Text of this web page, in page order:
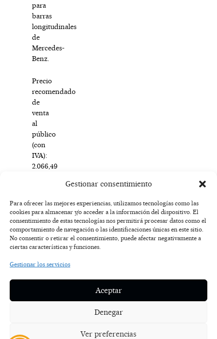
Gestionar consentimiento
Para ofrecer las mejores experiencias, utilizamos tecnologías como las
cookies para almacenar y/o acceder a la información del dispositivo. El
consentimiento de estas tecnologías nos permitirá procesar datos como el
comportamiento de navegación o las identificaciones únicas en este sitio.
No consentir o retirar el consentimiento, puede afectar negativamente a
ciertas características y funciones.
Gestionar los servicios
Aceptar
Denegar
Ver preferencias
para
barras
longitudinales
de
Mercedes-
Benz.
Precio
recomendado
de
venta
al
público
(con
IVA):
2.066,49
F
a
c
e
-
f
I
n
s
t
m
X
-
t
w
r
Y
o
u
t
T
i
k
t
AVISO
POLÍTICA DE